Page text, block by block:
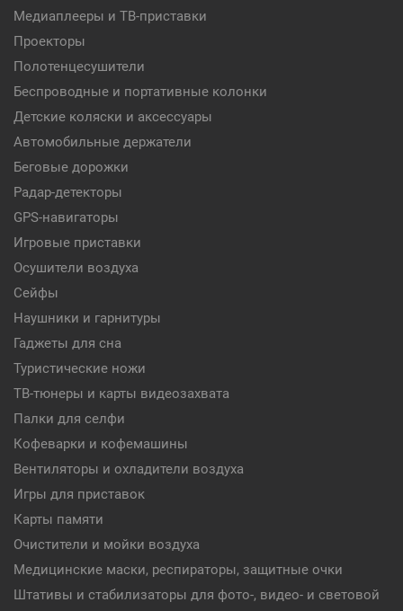
Медиаплееры и ТВ-приставки
Проекторы
Полотенцесушители
Беспроводные и портативные колонки
Детские коляски и аксессуары
Автомобильные держатели
Беговые дорожки
Радар-детекторы
GPS-навигаторы
Игровые приставки
Осушители воздуха
Сейфы
Наушники и гарнитуры
Гаджеты для сна
Туристические ножи
ТВ-тюнеры и карты видеозахвата
Палки для селфи
Кофеварки и кофемашины
Вентиляторы и охладители воздуха
Игры для приставок
Карты памяти
Очистители и мойки воздуха
Медицинские маски, респираторы, защитные очки
Штативы и стабилизаторы для фото-, видео- и световой